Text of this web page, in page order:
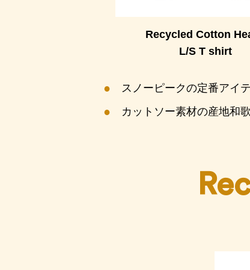
Recycled Cotton
L/S T shirt
スノーピークの定番アイ
カットソー素材の産地和